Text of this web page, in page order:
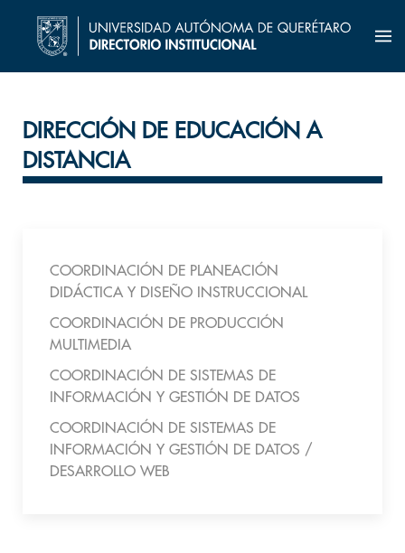
DIRECCIÓN DE EDUCACIÓN A
DISTANCIA
COORDINACIÓN DE PLANEACIÓN
DIDÁCTICA Y DISEÑO INSTRUCCIONAL
COORDINACIÓN DE PRODUCCIÓN
MULTIMEDIA
COORDINACIÓN DE SISTEMAS DE
INFORMACIÓN Y GESTIÓN DE DATOS
COORDINACIÓN DE SISTEMAS DE
INFORMACIÓN Y GESTIÓN DE DATOS /
DESARROLLO WEB